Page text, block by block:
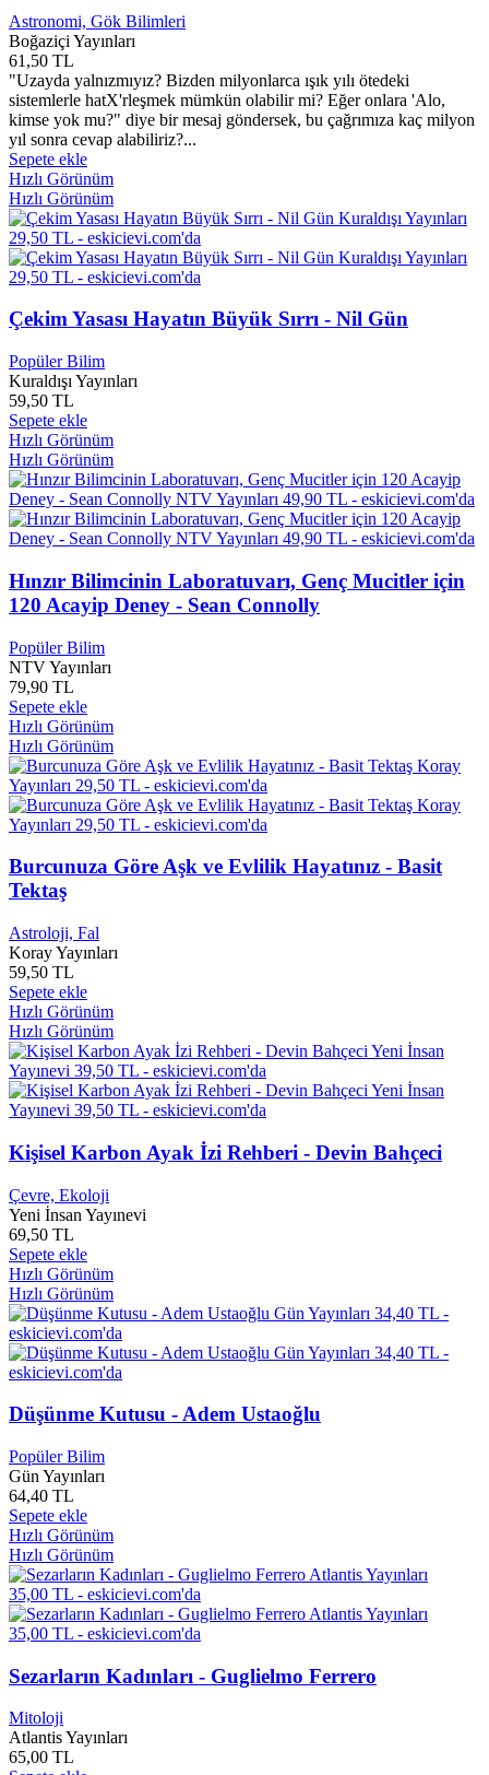
Ahmet Seyrek
0
Ahmet Şık 0
Ahmet Şükrü Esen
Ahmet Talat ONAY 0
Ahmet Taner Kışlalı 0
Ahmet TAŞĞIN 0
Ahmet Tevfik OZAN
Ahmet TOMOR
Ahmet TÜLEK
Ahmet Tulgar
0
Ahmet TURAL 0
Ahmet Turan Yüksel 0
Ahmet Tüzün 0
Ahmet Ümit 0
Ahmet Vefa ÇOBANOĞLU
Ahmet Yaman
Ahmet Yasin KÜÇÜKTİRYAKİ
Ahmet Yeşiltepe
Ahmet YILDIZ
Ahmet Yılmaz Boyunağa 0
Ahmet Yusuf ÖZÜTOPRAK 0
Ahmet YÜTER 0
Ahu TUNÇEL 0
Ahu Türkpençe
0
Aimee Bender
Aımee CARTER
Ajda Pekkan
Akasya Asıltürkmen
Akif Bayrak
Akif BEKTAŞ 0
Akif Bilgin 0
Akif Cemil 0
Akilah Azra KOHEN 0
Akmet Kaya
Akvaryum Hava Pompası
Al Rıes
Al Siebert PhD
Alaaddin BAŞAR
Alaeddin Erdoğan 0
Alaeddin ŞENEL 0
Alain de Botton 0
Alain Spiraux 0
0
Alan C. Mclean
Alan Glynn
Alan L. Rubin
Alan Loy McGinnis
Alan M.Dershowıtz
Alan Stewart 0
Albert Brooks 0
Albert CAMUS 0
Alden Ehrenreich 0
Alejandro Palomas
Aleksander Bukharov
Aleksandr Sergeyeviç Puşkin
Alemdar Çalık
Alessandro Nivola
Alessia Gazzola 0
Aletha J. Solter 0
Alev ALATLI 0
Alex Haley 0
Alexander Mccall Smith
Astronomi, Gök Bilimleri
Boğaziçi Yayınları
61,50 TL
"Uzayda yalnızmıyız? Bizden milyonlarca ışık yılı ötedeki
sistemlerle hatX'rleşmek mümkün olabilir mi? Eğer onlara 'Alo,
kimse yok mu?" diye bir mesaj göndersek, bu çağrımıza kaç milyon
yıl sonra cevap alabiliriz?...
Sepete ekle
Hızlı Görünüm
Hızlı Görünüm
Çekim Yasası Hayatın Büyük Sırrı - Nil Gün
Popüler Bilim
Kuraldışı Yayınları
59,50 TL
Sepete ekle
Hızlı Görünüm
Hızlı Görünüm
Hınzır Bilimcinin Laboratuvarı, Genç Mucitler için
120 Acayip Deney - Sean Connolly
Popüler Bilim
NTV Yayınları
79,90 TL
Sepete ekle
Hızlı Görünüm
Hızlı Görünüm
Burcunuza Göre Aşk ve Evlilik Hayatınız - Basit
Tektaş
Astroloji, Fal
Koray Yayınları
59,50 TL
Sepete ekle
Hızlı Görünüm
Hızlı Görünüm
Kişisel Karbon Ayak İzi Rehberi - Devin Bahçeci
Çevre, Ekoloji
Yeni İnsan Yayınevi
69,50 TL
Sepete ekle
Hızlı Görünüm
Hızlı Görünüm
Düşünme Kutusu - Adem Ustaoğlu
Popüler Bilim
Gün Yayınları
64,40 TL
Sepete ekle
Hızlı Görünüm
Hızlı Görünüm
Sezarların Kadınları - Guglielmo Ferrero
Mitoloji
Atlantis Yayınları
65,00 TL